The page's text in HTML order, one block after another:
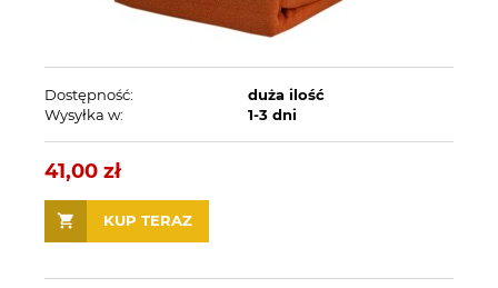
Dostępność:
duża ilość
Wysyłka w:
1-3 dni
41,00 zł
KUP TERAZ